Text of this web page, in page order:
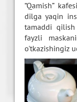
“Qamish”
dilga yaqin
tamaddi
fayzli
o'tkazishingiz